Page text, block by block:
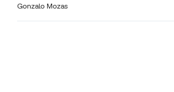
Gonzalo Mozas